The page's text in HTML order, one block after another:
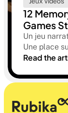
12
Games
Un jeu
Une place
sélectives
oublier.
Read the